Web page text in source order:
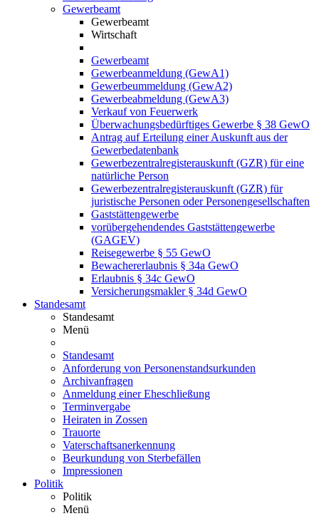
Gewerbeamt
Gewerbeamt
Wirtschaft
Gewerbeamt
Gewerbeanmeldung (GewA1)
Gewerbeummeldung (GewA2)
Gewerbeabmeldung (GewA3)
Verkauf von Feuerwerk
Überwachungsbedürftiges Gewerbe § 38 GewO
Antrag auf Erteilung einer Auskunft aus der
Gewerbedatenbank
Gewerbezentralregisterauskunft (GZR) für eine
natürliche Person
Gewerbezentralregisterauskunft (GZR) für
juristische Personen oder Personengesellschaften
Gaststättengewerbe
vorübergehendendes Gaststättengewerbe
(GAGEV)
Reisegewerbe § 55 GewO
Bewachererlaubnis § 34a GewO
Erlaubnis § 34c GewO
Versicherungsmakler § 34d GewO
Standesamt
Standesamt
Menü
Standesamt
Anforderung von Personenstandsurkunden
Archivanfragen
Anmeldung einer Eheschließung
Terminvergabe
Heiraten in Zossen
Trauorte
Vaterschaftsanerkennung
Beurkundung von Sterbefällen
Impressionen
Politik
Politik
Menü